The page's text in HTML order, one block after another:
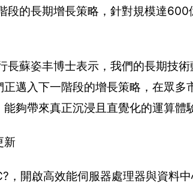
段的長期增長策略，針對規模達
長蘇姿丰博士表示，我們的長期技
正邁入下一階段的增長策略，在眾
夠帶來真正沉浸且直覺化的運算體
新
，開啟高效能伺服器處理器與資料